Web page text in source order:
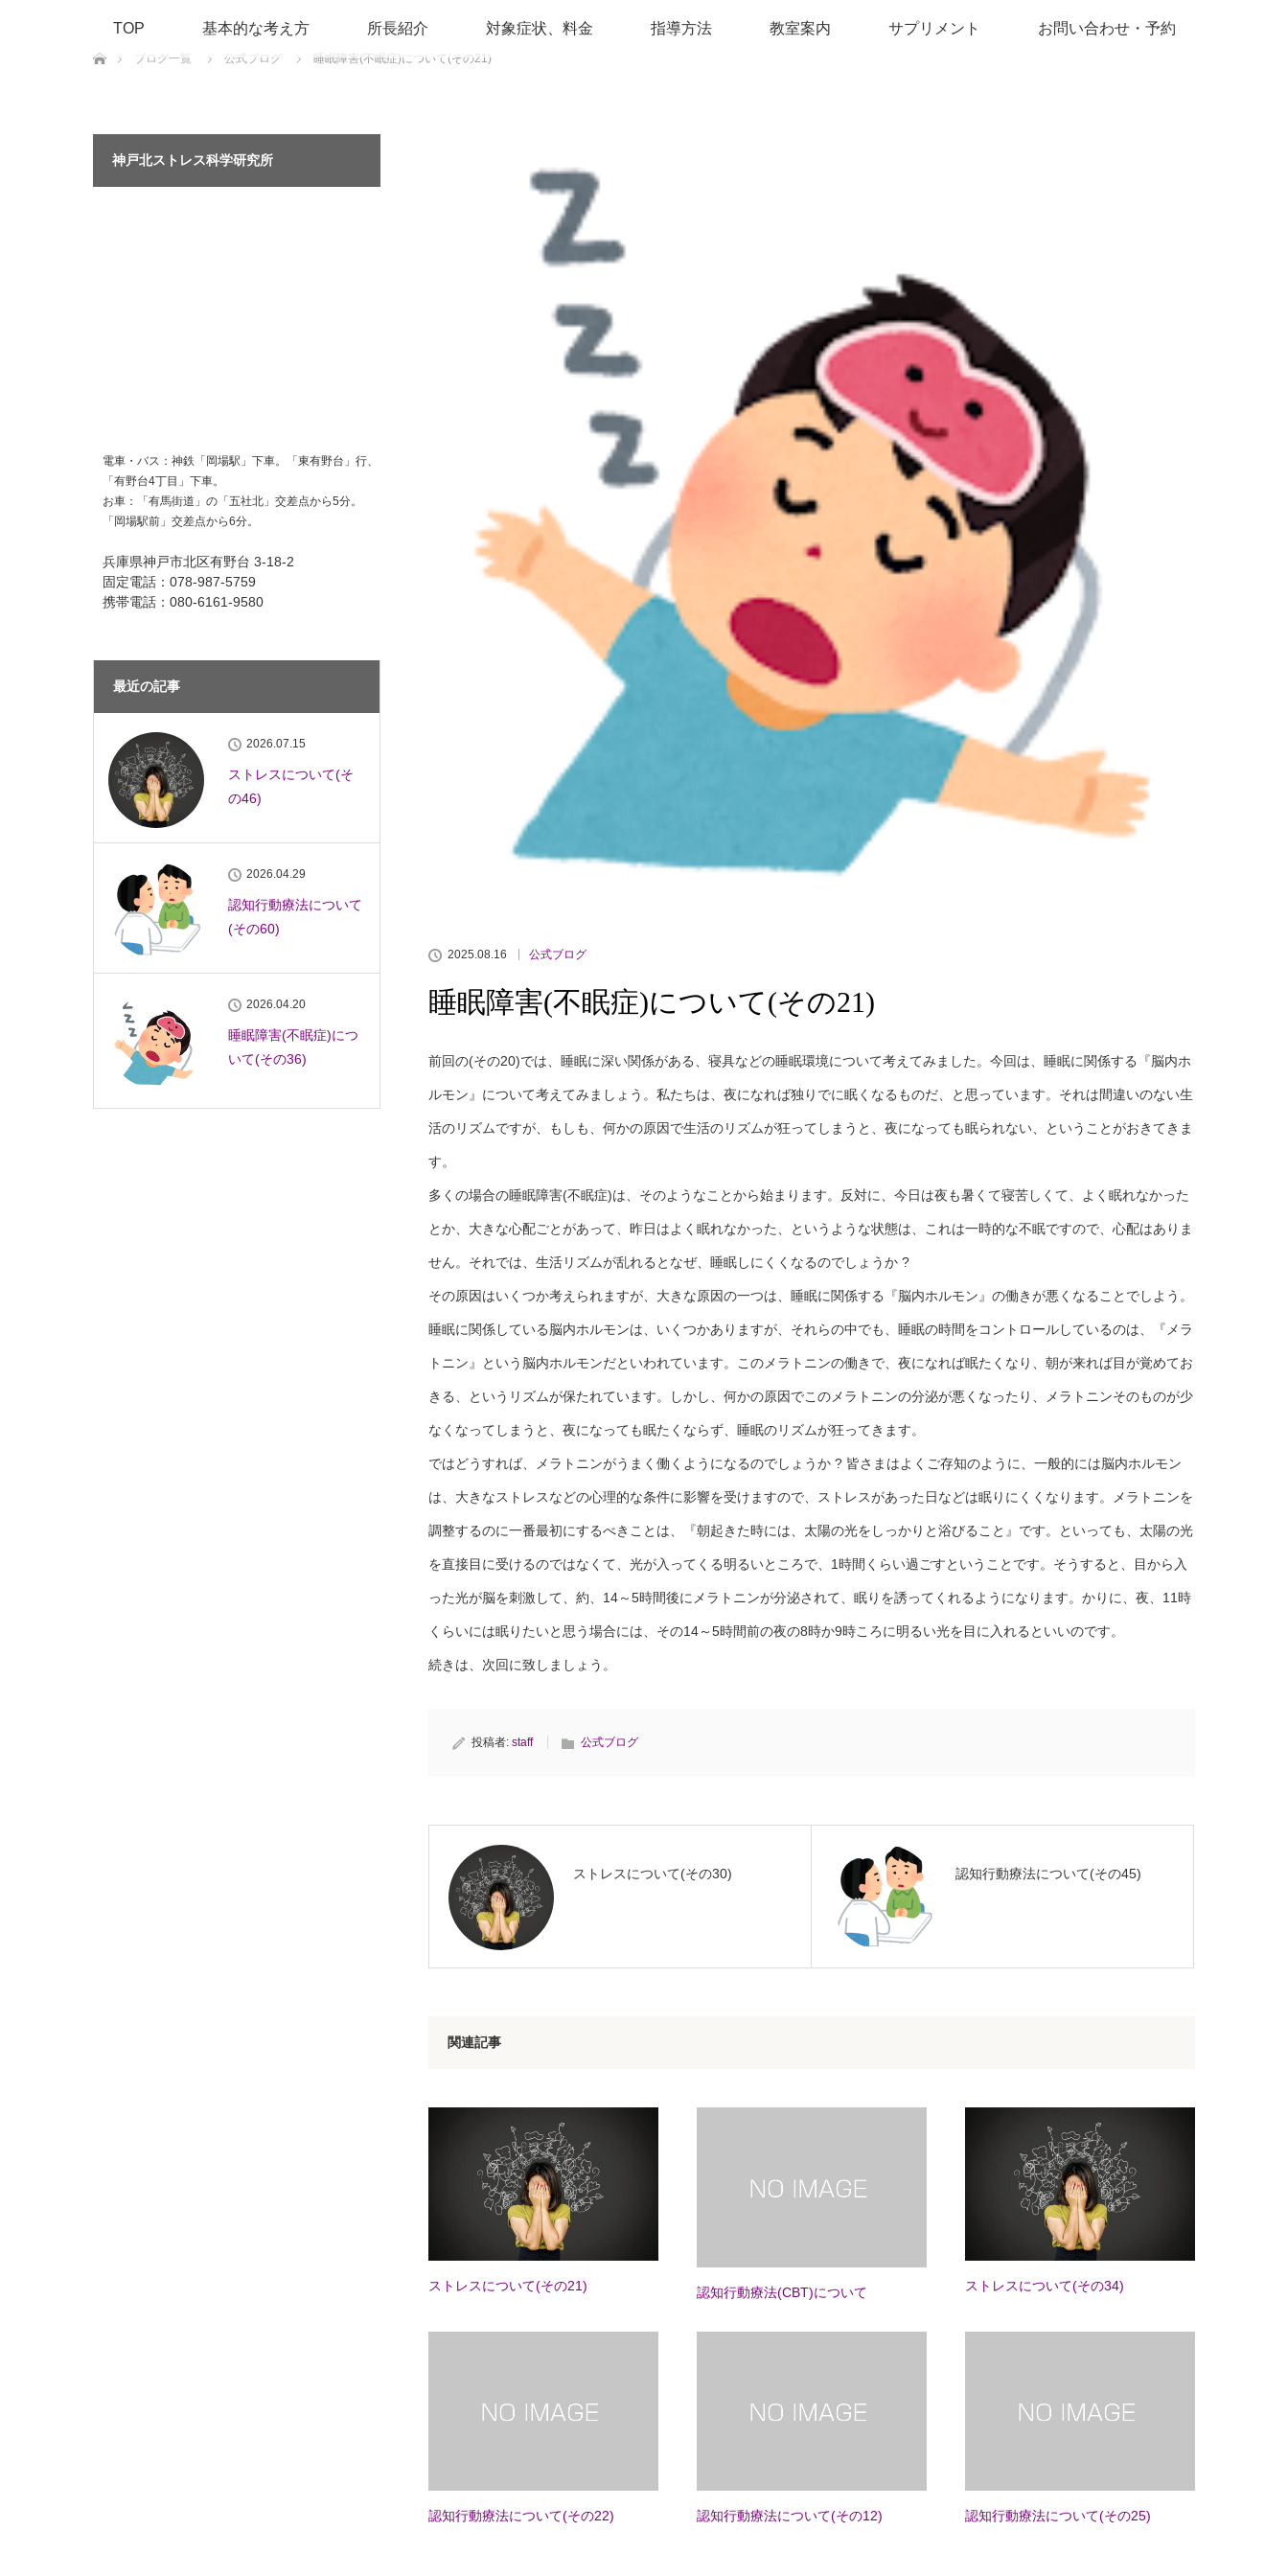
TOP 基本的な考え方 所長紹介 対象症状、料金 指導方法 教室案内 サプリメント お問い合わせ・予約
ホーム
ブログ一覧
公式ブログ 睡眠障害(不眠症)について(その21)
2025.08.16 公式ブログ
睡眠障害(不眠症)について(その21)
前回の(その20)では、睡眠に深い関係がある、寝具などの睡眠環境について考えてみました。今回は、睡眠に関係する『脳内ホ
ルモン』について考えてみましょう。私たちは、夜になれば独りでに眠くなるものだ、と思っています。それは間違いのない生
活のリズムですが、もしも、何かの原因で生活のリズムが狂ってしまうと、夜になっても眠られない、ということがおきてきま
す。
多くの場合の睡眠障害(不眠症)は、そのようなことから始まります。反対に、今日は夜も暑くて寝苦しくて、よく眠れなかった
とか、大きな心配ごとがあって、昨日はよく眠れなかった、というような状態は、これは一時的な不眠ですので、心配はありま
せん。それでは、生活リズムが乱れるとなぜ、睡眠しにくくなるのでしょうか ?
その原因はいくつか考えられますが、大きな原因の一つは、睡眠に関係する『脳内ホルモン』の働きが悪くなることでしよう。
睡眠に関係している脳内ホルモンは、いくつかありますが、それらの中でも、睡眠の時間をコントロールしているのは、『メラ
トニン』という脳内ホルモンだといわれています。このメラトニンの働きで、夜になれば眠たくなり、朝が来れば目が覚めてお
きる、というリズムが保たれています。しかし、何かの原因でこのメラトニンの分泌が悪くなったり、メラトニンそのものが少
なくなってしまうと、夜になっても眠たくならず、睡眠のリズムが狂ってきます。
ではどうすれば、メラトニンがうまく働くようになるのでしょうか ? 皆さまはよくご存知のように、一般的には脳内ホルモン
は、大きなストレスなどの心理的な条件に影響を受けますので、ストレスがあった日などは眠りにくくなります。メラトニンを
調整するのに一番最初にするべきことは、『朝起きた時には、太陽の光をしっかりと浴びること』です。といっても、太陽の光
を直接目に受けるのではなくて、光が入ってくる明るいところで、1時間くらい過ごすということです。そうすると、目から入
った光が脳を刺激して、約、14～5時間後にメラトニンが分泌されて、眠りを誘ってくれるようになります。かりに、夜、11時
くらいには眠りたいと思う場合には、その14～5時間前の夜の8時か9時ころに明るい光を目に入れるといいのです。
続きは、次回に致しましょう。
投稿者: staff 公式ブログ
ストレスについて(その30) 認知行動療法について(その45)
関連記事
ストレスについて(その21) 認知行動療法(CBT)について ストレスについて(その34)
認知行動療法について(その22) 認知行動療法について(その12) 認知行動療法について(その25)
神戸北ストレス科学研究所
電車・バス：神鉄「岡場駅」下車。「東有野台」行、
「有野台4丁目」下車。
お車：「有馬街道」の「五社北」交差点から5分。
「岡場駅前」交差点から6分。
兵庫県神戸市北区有野台 3-18-2
固定電話：078-987-5759
携帯電話：080-6161-9580
最近の記事
2026.07.15
ストレスについて(そ
の46)
2026.04.29
認知行動療法について
(その60)
2026.04.20
睡眠障害(不眠症)につ
いて(その36)